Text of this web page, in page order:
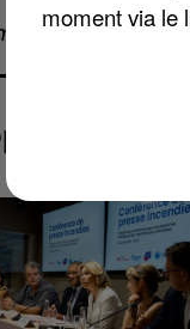
VUS
moment via le